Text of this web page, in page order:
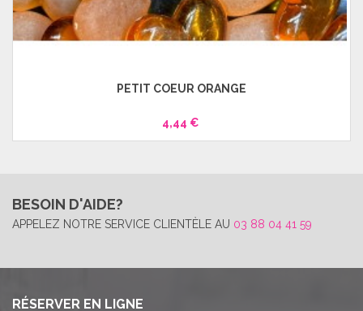
PETIT COEUR ORANGE
4,44 €
BESOIN D'AIDE?
APPELEZ NOTRE SERVICE CLIENTÈLE AU 03 88 04 41 59
RÉSERVER EN LIGNE